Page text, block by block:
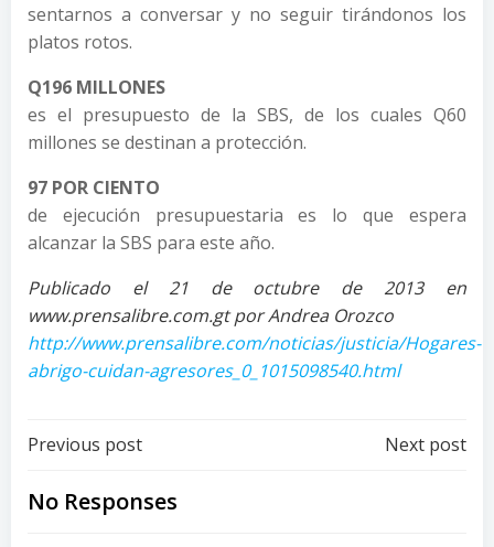
sentarnos a conversar y no seguir tirándonos los
platos rotos.
Q196 MILLONES
es el presupuesto de la SBS, de los cuales Q60
millones se destinan a protección.
97 POR CIENTO
de ejecución presupuestaria es lo que espera
alcanzar la SBS para este año.
Publicado el 21 de octubre de 2013 en
www.prensalibre.com.gt por Andrea Orozco
http://www.prensalibre.com/noticias/justicia/Hogares-
abrigo-cuidan-agresores_0_1015098540.html
Post
navigation
Previous post Next post
No Responses